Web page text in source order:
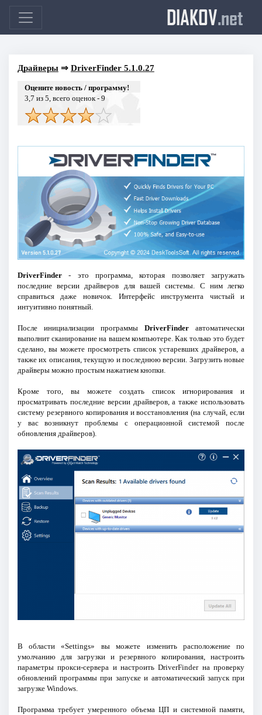
DIAKOV.net
Драйверы⇒ DriverFinder 5.1.0.27
Оцените новость / программу!
3,7 из 5, всего оценок - 9
DriverFinder- это программа, которая позволяет загружать
последние версии драйверов для вашей системы. С ним легко
справиться даже новичок. Интерфейс инструмента чистый и
интуитивно понятный.
После инициализации программыDriverFinder автоматически
выполнит сканирование на вашем компьютере. Как только это будет
сделано, вы можете просмотреть список устаревших драйверов, а
также их описания, текущую и последнюю версии. Загрузить новые
драйверы можно простым нажатием кнопки.
Кроме того, вы можете создать список игнорирования и
просматривать последние версии драйверов, а также использовать
систему резервного копирования и восстановления (на случай, если
у вас возникнут проблемы с операционной системой после
обновления драйверов).
В области «Settings» вы можете изменить расположение по
умолчанию для загрузки и резервного копирования, настроить
параметры прокси-сервера и настроить DriverFinder на проверку
обновлений программы при запуске и автоматический запуск при
загрузке Windows.
Программа требует умеренного объема ЦП и системной памяти,